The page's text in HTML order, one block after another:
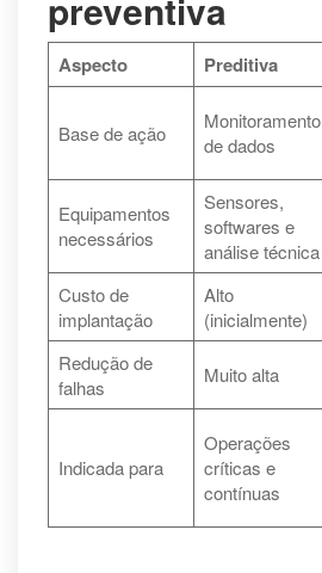
Aspecto Preditiva
Base de ação
Monitoramento
de dados
Equipamentos
necessários
Sensores,
softwares e
análise técnica
Custo de
implantação
Alto
(inicialmente)
Redução de
falhas
Muito alta
Indicada para
Operações
críticas e
contínuas